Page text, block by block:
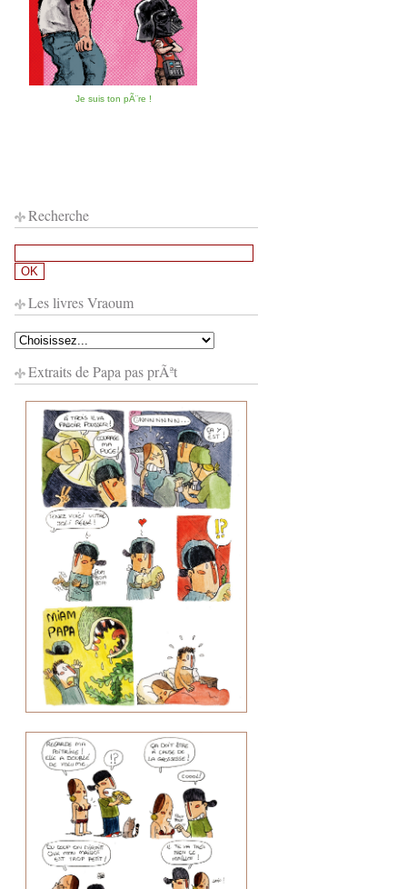
Je suis ton pÃ¨re !
Recherche
Les livres Vraoum
Extraits de Papa pas prÃªt